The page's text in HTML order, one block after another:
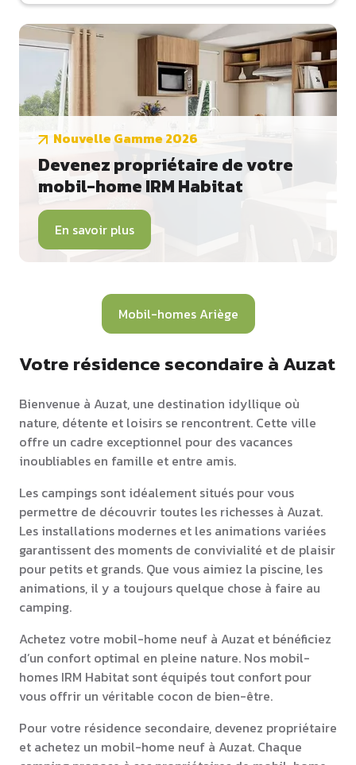
Nouvelle Gamme 2026
Devenez propriétaire de votre
mobil-home IRM Habitat
En savoir plus
Mobil-homes Ariège
Votre résidence secondaire à Auzat
Bienvenue à Auzat, une destination idyllique où
nature, détente et loisirs se rencontrent. Cette ville
offre un cadre exceptionnel pour des vacances
inoubliables en famille et entre amis.
Les campings sont idéalement situés pour vous
permettre de découvrir toutes les richesses à Auzat.
Les installations modernes et les animations variées
garantissent des moments de convivialité et de plaisir
pour petits et grands. Que vous aimiez la piscine, les
animations, il y a toujours quelque chose à faire au
camping.
Achetez votre mobil-home neuf à Auzat et bénéficiez
d’un confort optimal en pleine nature. Nos mobil-
homes IRM Habitat sont équipés tout confort pour
vous offrir un véritable cocon de bien-être.
Pour votre résidence secondaire, devenez propriétaire
et achetez un mobil-home neuf à Auzat. Chaque